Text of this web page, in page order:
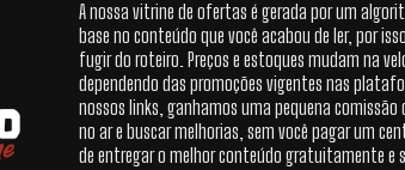
A nossa vitrine de ofertas é gerada por um
base no conteúdo que você acabou de ler, por
fugir do roteiro. Preços e estoques mudam na
dependendo das promoções vigentes nas
nossos links, ganhamos uma pequena
no ar e buscar melhorias, sem você pagar um
de entregar o melhor conteúdo gratuitamente e